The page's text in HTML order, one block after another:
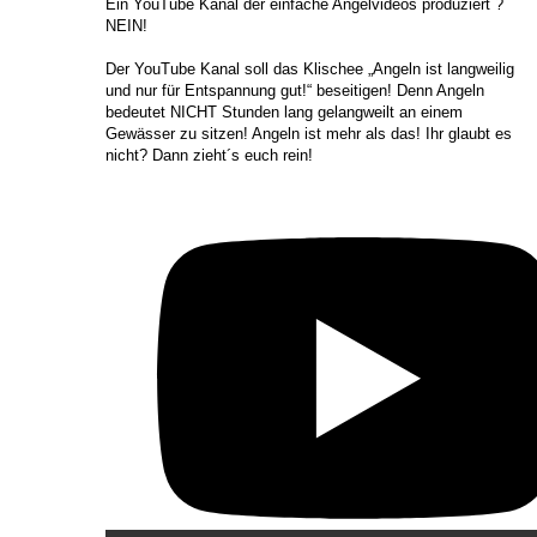
​Ein YouTube Kanal der einfache Angelvideos produziert ?
NEIN!
Der YouTube Kanal soll das Klischee „Angeln ist langweilig
und nur für Entspannung gut!“ beseitigen! Denn Angeln
bedeutet NICHT Stunden lang gelangweilt an einem
Gewässer zu sitzen! Angeln ist mehr als das! Ihr glaubt es
nicht? Dann zieht´s euch rein!